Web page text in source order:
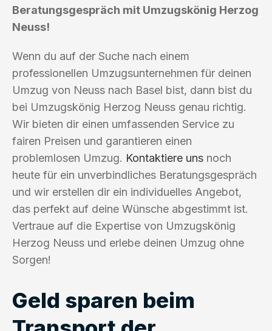
Beratungsgespräch mit Umzugskönig Herzog
Neuss!
Wenn du auf der Suche nach einem
professionellen Umzugsunternehmen für deinen
Umzug von Neuss nach Basel bist, dann bist du
bei Umzugskönig Herzog Neuss genau richtig.
Wir bieten dir einen umfassenden Service zu
fairen Preisen und garantieren einen
problemlosen Umzug. Kontaktiere uns noch
heute für ein unverbindliches Beratungsgespräch
und wir erstellen dir ein individuelles Angebot,
das perfekt auf deine Wünsche abgestimmt ist.
Vertraue auf die Expertise von Umzugskönig
Herzog Neuss und erlebe deinen Umzug ohne
Sorgen!
Geld sparen beim